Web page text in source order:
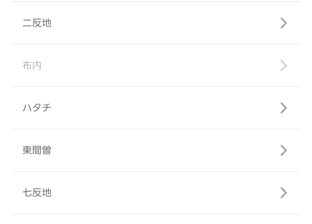
二反地
布内
ハタチ
東間曽
七反地